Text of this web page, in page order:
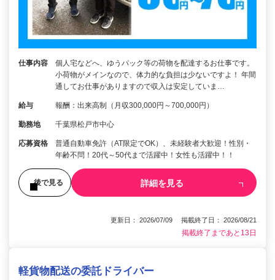
仕事内容
個人宅などへ、ゆうパック等の荷物を配達するお仕事です。
小荷物がメインなので、体力的な負担は少ないですよ！ 年間
通してお仕事がありますので収入は安定していま…
給与 報酬：出来高制（月収300,000円～700,000円）
勤務地 千葉県松戸市中心
応募資格
普通自動車免許（AT限定でOK）、未経験者大歓迎！性別・
年齢不問！20代～50代まで活躍中！女性も活躍中！！
後で見る 詳細を見る
更新日： 2026/07/09 掲載終了日： 2026/08/21
掲載終了まであと13日
軽貨物配送の委託ドライバー